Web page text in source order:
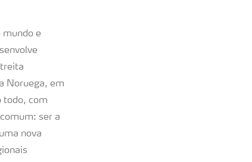
mundo e
Noruega, em
todo, com
ser a
nova